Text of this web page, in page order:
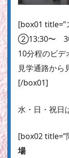
[box01 title=”
②13:30〜
10分程のビデ
見学通路から
[/box01]
水・日・祝日
[box02 title=”
場